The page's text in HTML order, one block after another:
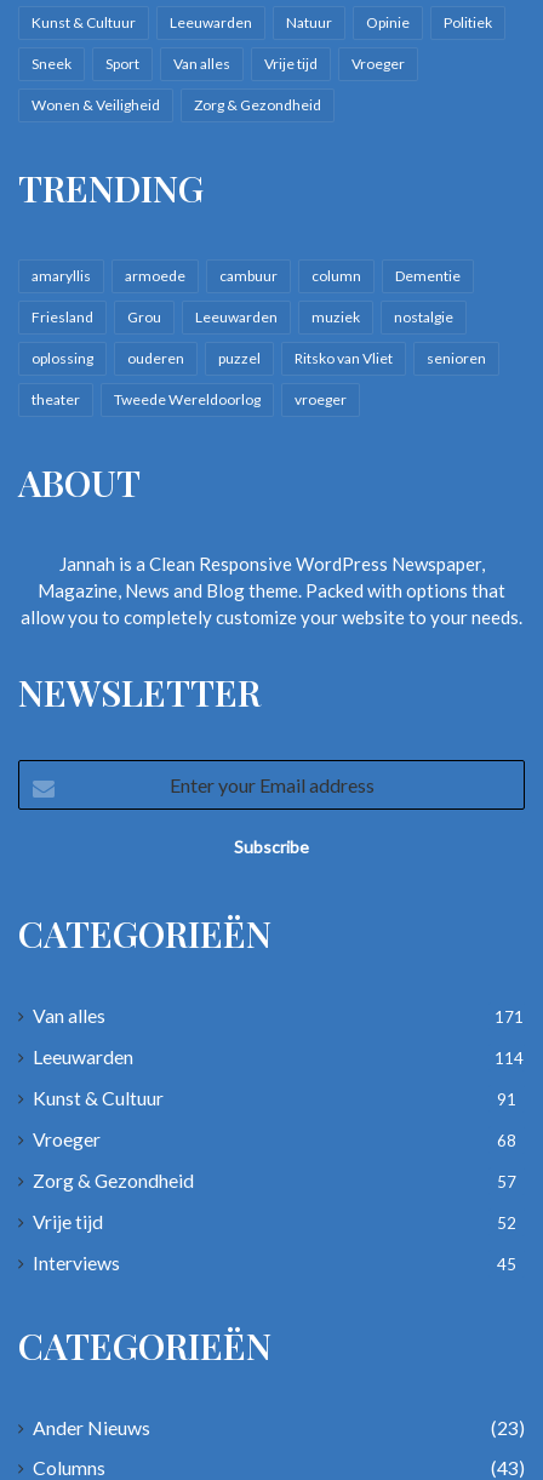
Kunst & Cultuur Leeuwarden Natuur Opinie Politiek
Sneek Sport Van alles Vrije tijd Vroeger
Wonen & Veiligheid Zorg & Gezondheid
TRENDING
amaryllis armoede cambuur column Dementie
Friesland Grou Leeuwarden muziek nostalgie
oplossing ouderen puzzel Ritsko van Vliet senioren
theater Tweede Wereldoorlog vroeger
ABOUT
Jannah is a Clean Responsive WordPress Newspaper,
Magazine, News and Blog theme. Packed with options that
allow you to completely customize your website to your needs.
NEWSLETTER
your
CATEGORIEËN
Van alles 171
Leeuwarden 114
Kunst & Cultuur 91
Vroeger 68
Zorg & Gezondheid 57
Vrije tijd 52
Interviews 45
CATEGORIEËN
Ander Nieuws
(23)
Columns
(43)